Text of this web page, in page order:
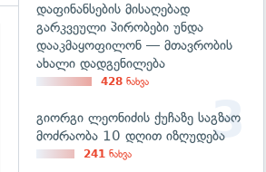
გადახედვა
დაფინანსების მისაღებად
გარკვეული პირობები უნდა
დააკმაყოფილონ — მთავრობის
ახალი დადგენილება
428 ნახვა
გიორგი ლეონიძის ქუჩაზე საგზაო
მოძრაობა 10 დღით იზღუდება
241 ნახვა